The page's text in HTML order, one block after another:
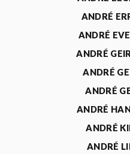
ANDRÉ
ANDRÉ
ANDRÉ
ANDRÉ
ANDRÉ
ANDRÉ
ANDRÉ
ANDRÉ